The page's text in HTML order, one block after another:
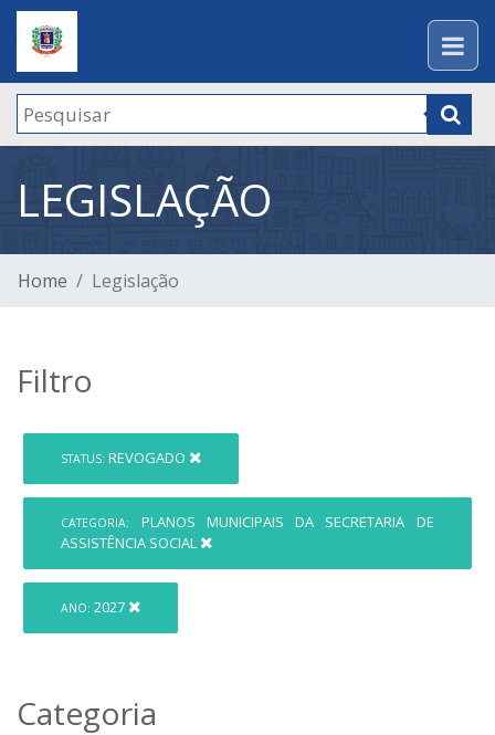
LEGISLAÇÃO
Home Legislação
Filtro
STATUS: REVOGADO
CATEGORIA:
PLANOS MUNICIPAIS DA SECRETARIA DE
ASSISTÊNCIA SOCIAL
ANO: 2027
Categoria